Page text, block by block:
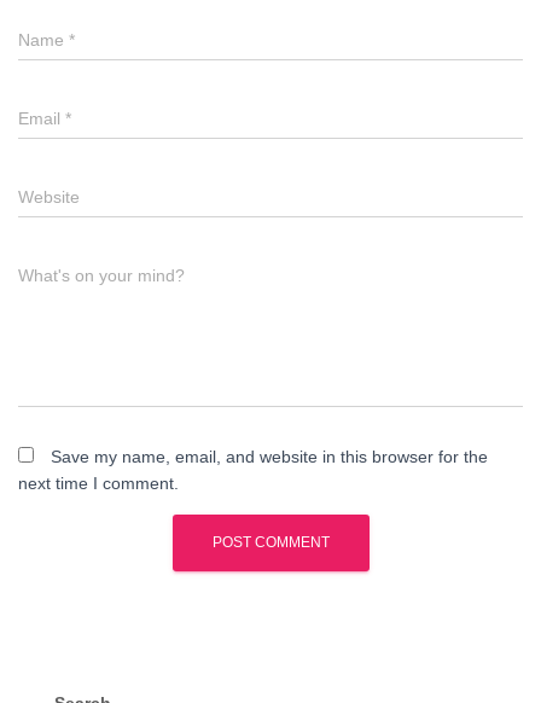
Name *
Email *
Website
What's on your mind?
Save my name, email, and website in this browser for the
next time I comment.